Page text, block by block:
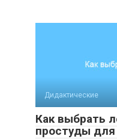
Дидактические
Как выбрать
простуды